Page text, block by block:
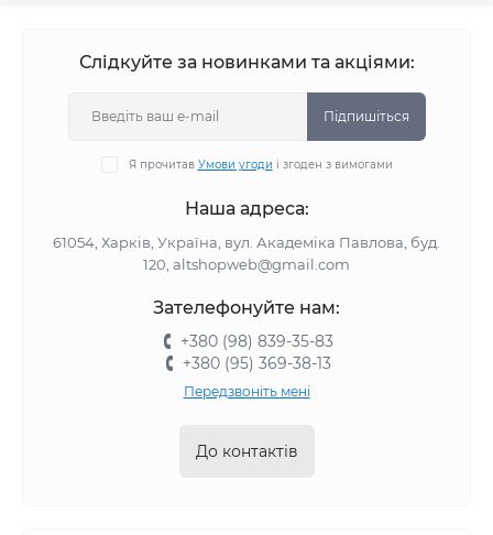
Слідкуйте за новинками та акціями:
Підпишіться
Я прочитав Умови угоди і згоден з вимогами
Наша адреса:
61054, Харків, Україна, вул. Академіка Павлова, буд.
120, altshopweb@gmail.com
Зателефонуйте нам:
+380 (98) 839-35-83
+380 (95) 369-38-13
Передзвоніть мені
До контактів